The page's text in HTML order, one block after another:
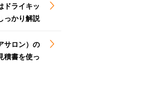
ドライキッ
っかり解説
サロン）の
積書を使っ